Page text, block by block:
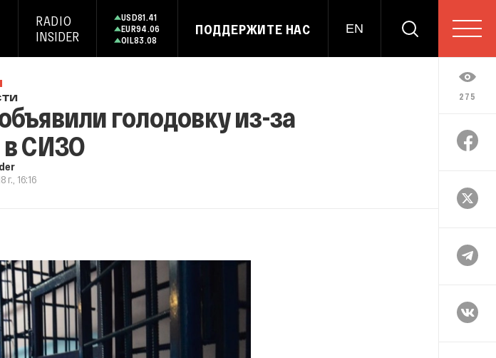
RADIO
INSIDER
USD81.41
EUR94.06
OIL83.08
ПОДДЕРЖИТЕ НАС EN
275
голодовку из-за
в СИЗО
г., 16:16